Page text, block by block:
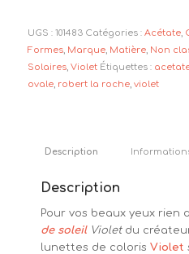
UGS : 101483 Catégories : Acétate,
Formes, Marque, Matière, Non
Solaires, Violet Étiquettes :
ovale, robert la roche, violet
Description
Description
Pour vos beaux yeux rien
de soleilViolet du
lunettes de coloris Violet